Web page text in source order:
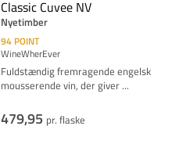
Classic Cuvee NV
Nyetimber
94 POINT
WineWherEver
Fuldstændig fremragende engelsk
mousserende vin, der giver ...
479,95 pr. flaske